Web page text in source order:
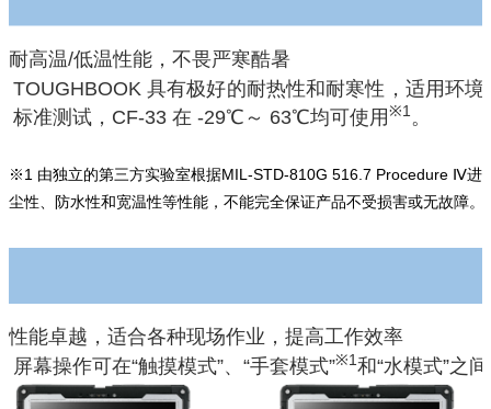
耐高温/低温性能，不畏严寒酷暑
TOUGHBOOK 具有极好的耐热性和耐寒性，适用环
标准测试，CF-33 在 -29℃～ 63℃均可使用※1 。
※1 由独立的第三方实验室根据MIL-STD-810G 516.7 Procedure Ⅳ进
尘性、防水性和宽温性等性能，不能完全保证产品不受损害或无故障。
性能卓越，适合各种现场作业，提高工作效率
屏幕操作可在“触摸模式”、“手套模式”※1和“水模式”之